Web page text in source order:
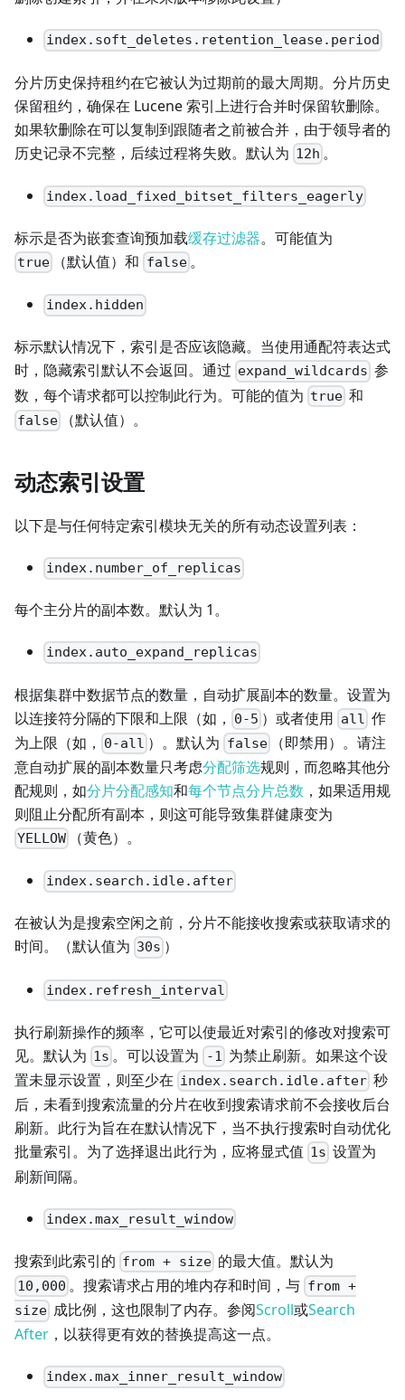
index.soft_deletes.retention_lease.period
分片历史保持租约在它被认为过期前的最大周期。分片历史
保留租约，确保在 Lucene 索引上进行合并时保留软删除。
如果软删除在可以复制到跟随者之前被合并，由于领导者的
历史记录不完整，后续过程将失败。默认为 12h 。
index.load_fixed_bitset_filters_eagerly
标示是否为嵌套查询预加载缓存过滤器。可能值为
true （默认值）和 false。
index.hidden
标示默认情况下，索引是否应该隐藏。当使用通配符表达式
时，隐藏索引默认不会返回。通过 expand_wildcards 参
数，每个请求都可以控制此行为。可能的值为 true 和
false （默认值）。
动态索引设置
以下是与任何特定索引模块无关的所有动态设置列表：
index.number_of_replicas
每个主分片的副本数。默认为 1。
index.auto_expand_replicas
根据集群中数据节点的数量，自动扩展副本的数量。设置为
以连接符分隔的下限和上限（如，
0-5 ）或者使用 all 作
为上限（如，
0-all ）。默认为 false（即禁用）。请注
意自动扩展的副本数量只考虑分配筛选规则，而忽略其他分
配规则，如分片分配感知和每个节点分片总数 ，如果适用规
则阻止分配所有副本，则这可能导致集群健康变为
YELLOW （黄色）。
index.search.idle.after
在被认为是搜索空闲之前，分片不能接收搜索或获取请求的
时间。（默认值为 30s ）
index.refresh_interval
执行刷新操作的频率，它可以使最近对索引的修改对搜索可
见。默认为 1s 。可以设置为 -1 为禁止刷新。如果这个设
置未显示设置，则至少在 index.search.idle.after 秒
后，未看到搜索流量的分片在收到搜索请求前不会接收后台
刷新。此行为旨在在默认情况下，当不执行搜索时自动优化
批量索引。为了选择退出此行为，应将显式值 1s 设置为
刷新间隔。
index.max_result_window
搜索到此索引的 from + size 的最大值。默认为
10,000 。搜索请求占用的堆内存和时间，与 from +
size 成比例，这也限制了内存。参阅Scroll或Search
After ，以获得更有效的替换提高这一点。
index.max_inner_result_window